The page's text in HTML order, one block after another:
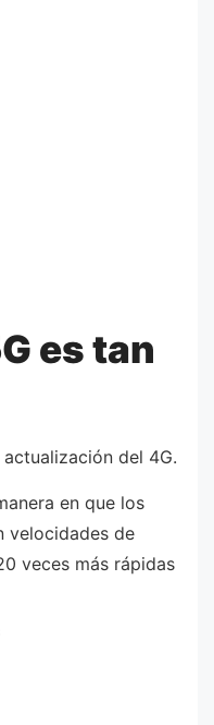
es tan
del 4G.
en que los
velocidades de
veces más rápidas